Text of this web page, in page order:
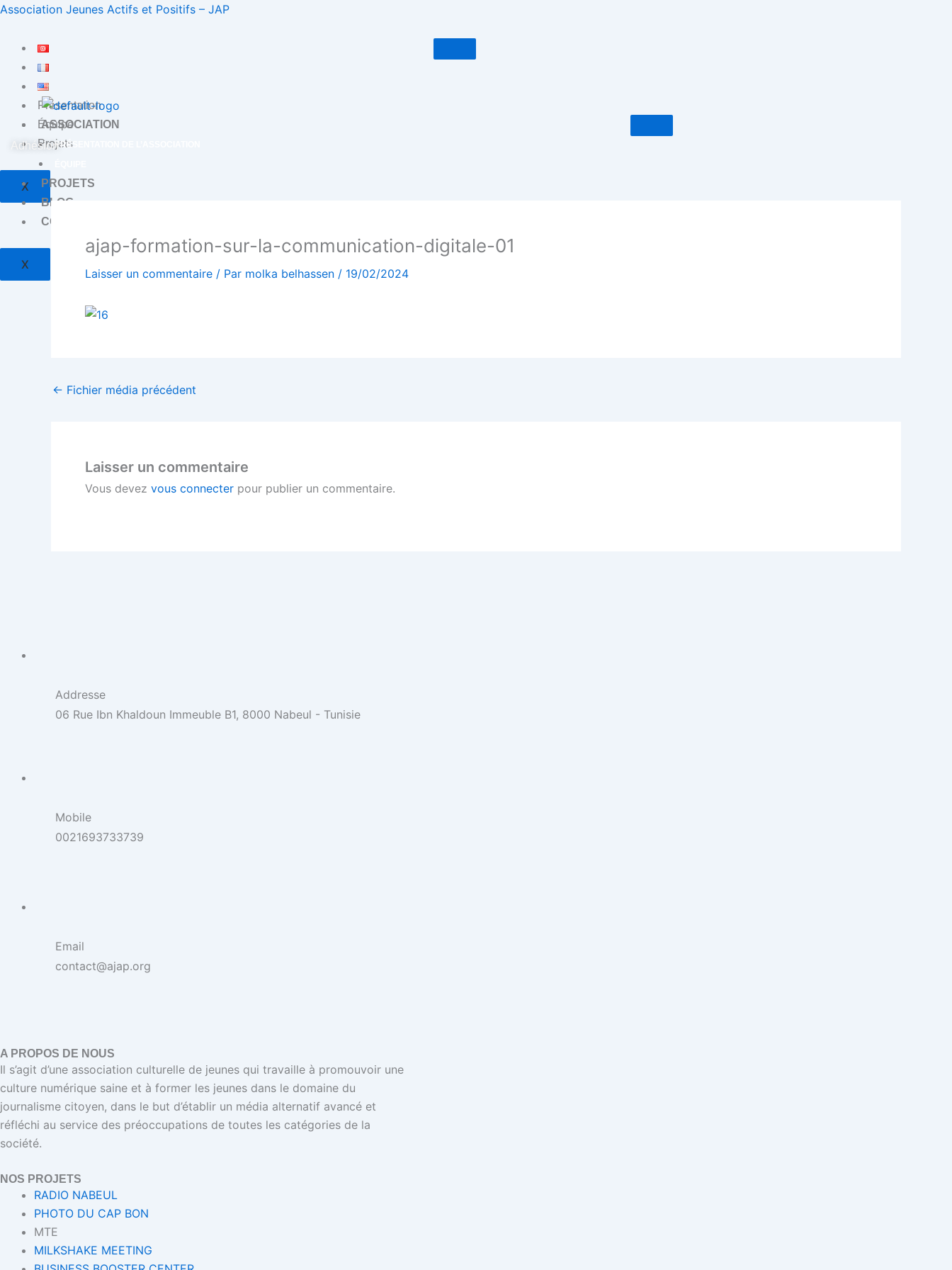
Aller
contenu
Association Jeunes Actifs et Positifs – JAP
Présentation
Équipe
Projets
X
ASSOCIATION
PRÉSENTATION DE L’ASSOCIATION
PROJETS
BLOG
CONTACT
X
Adhésion
ajap-formation-sur-la-communication-digitale-01
Laisser un commentaire / Par molka belhassen / 19/02/2024
← Fichier média précédent
Laisser un commentaire
Vous devez vous connecter pour publier un commentaire.
Addresse
06 Rue Ibn Khaldoun Immeuble B1, 8000 Nabeul - Tunisie
Mobile
0021693733739
Email
contact@ajap.org
A PROPOS DE NOUS
Il s’agit d’une association culturelle de jeunes qui travaille à promouvoir une
culture numérique saine et à former les jeunes dans le domaine du
journalisme citoyen, dans le but d’établir un média alternatif avancé et
réfléchi au service des préoccupations de toutes les catégories de la
société.
NOS PROJETS
RADIO NABEUL
PHOTO DU CAP BON
MTE
MILKSHAKE MEETING